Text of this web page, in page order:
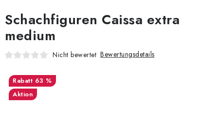
SCHACHFIGUREN
SCHACHBÜCHER
Schachfiguren Caissa extra
medium
Nicht bewertet Bewertungsdetails
63 %
Aktion